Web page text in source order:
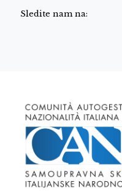
Sledite nam na: